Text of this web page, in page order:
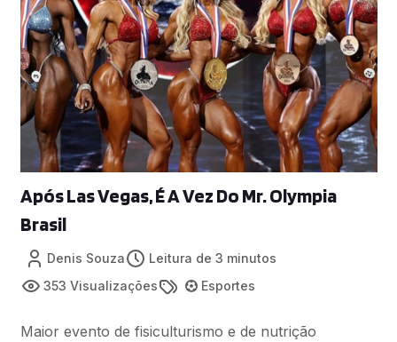
Após Las Vegas, É A Vez Do Mr. Olympia
Brasil
Denis Souza
Leitura de 3 minutos
353 Visualizações
Esportes
Maior evento de fisiculturismo e de nutrição